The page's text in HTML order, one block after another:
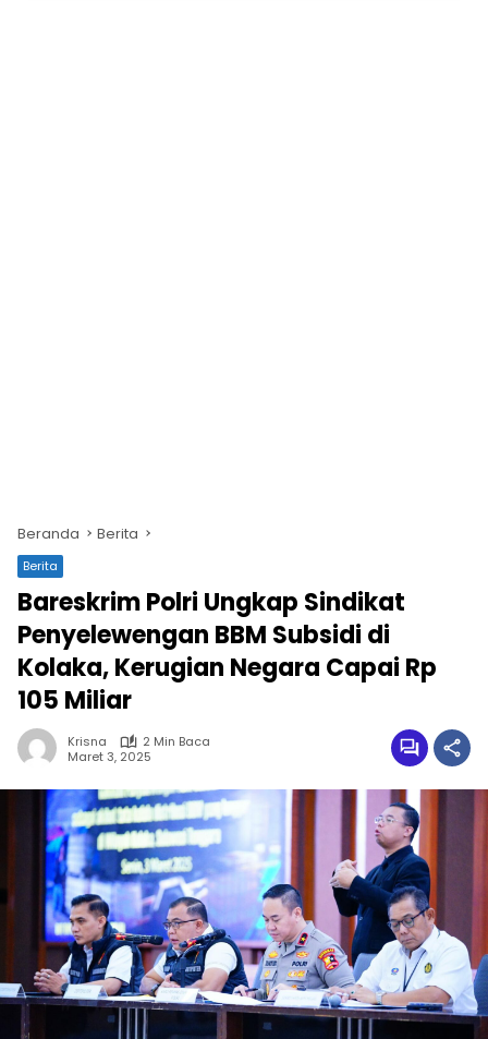
Beranda Berita
Berita
Bareskrim Polri Ungkap Sindikat
Penyelewengan BBM Subsidi di
Kolaka, Kerugian Negara Capai Rp
105 Miliar
Krisna
2 Min Baca
Maret 3, 2025